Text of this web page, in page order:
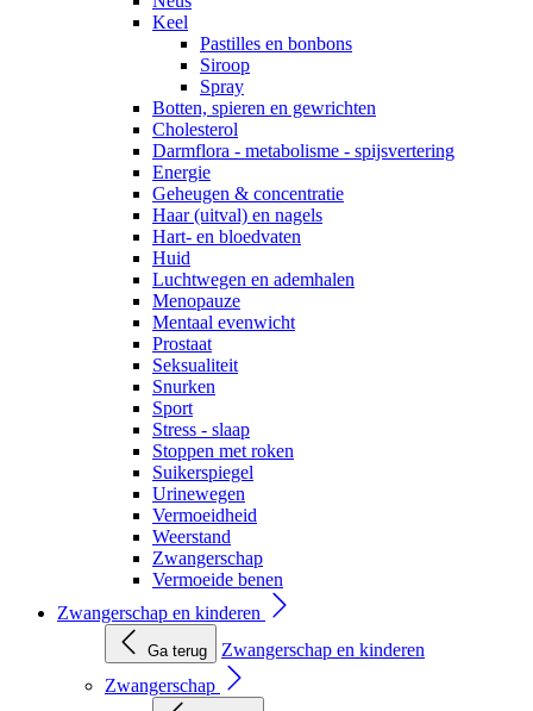
Keel
Pastilles en bonbons
Siroop
Spray
Botten, spieren en gewrichten
Cholesterol
Darmflora - metabolisme - spijsvertering
Energie
Geheugen & concentratie
Haar (uitval) en nagels
Hart- en bloedvaten
Huid
Luchtwegen en ademhalen
Menopauze
Mentaal evenwicht
Prostaat
Seksualiteit
Snurken
Sport
Stress - slaap
Stoppen met roken
Suikerspiegel
Urinewegen
Vermoeidheid
Weerstand
Zwangerschap
Vermoeide benen
Zwangerschap en kinderen
Ga terug
Zwangerschap en kinderen
Zwangerschap